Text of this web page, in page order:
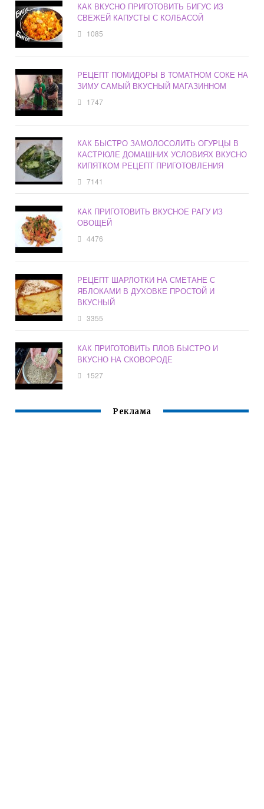
КАК ВКУСНО ПРИГОТОВИТЬ БИГУС ИЗ
СВЕЖЕЙ КАПУСТЫ С КОЛБАСОЙ
1085
РЕЦЕПТ ПОМИДОРЫ В ТОМАТНОМ СОКЕ НА
ЗИМУ САМЫЙ ВКУСНЫЙ МАГАЗИННОМ
1747
КАК БЫСТРО ЗАМОЛОСОЛИТЬ ОГУРЦЫ В
КАСТРЮЛЕ ДОМАШНИХ УСЛОВИЯХ ВКУСНО
КИПЯТКОМ РЕЦЕПТ ПРИГОТОВЛЕНИЯ
7141
КАК ПРИГОТОВИТЬ ВКУСНОЕ РАГУ ИЗ
ОВОЩЕЙ
4476
РЕЦЕПТ ШАРЛОТКИ НА СМЕТАНЕ С
ЯБЛОКАМИ В ДУХОВКЕ ПРОСТОЙ И
ВКУСНЫЙ
3355
КАК ПРИГОТОВИТЬ ПЛОВ БЫСТРО И
ВКУСНО НА СКОВОРОДЕ
1527
Реклама